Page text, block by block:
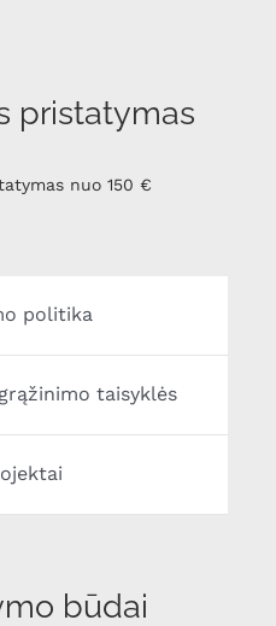
pristatymas
nuo 150 €
politika
taisyklės
būdai